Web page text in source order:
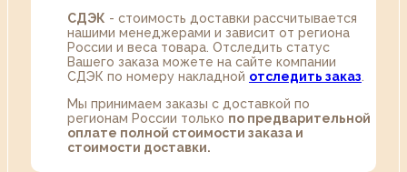
СДЭК - стоимость доставки рассчитывается
нашими менеджерами и зависит от региона
России и веса товара. Отследить статус
Вашего заказа можете на сайте компании
СДЭК по номеру накладной отследить заказ
Мы принимаем заказы с доставкой по
регионам России только по предварительной
оплате полной стоимости заказа и
стоимости доставки.